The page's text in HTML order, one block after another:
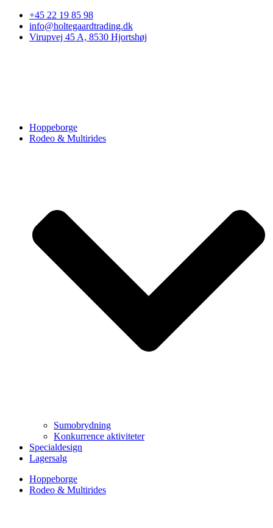
content+45 22 19 85 98
info@holtegaardtrading.dk
Virupvej 45 A, 8530 Hjortshøj
Hoppeborge
Rodeo & Multirides
Sumobrydning
Konkurrence aktiviteter
Specialdesign
Lagersalg
Hoppeborge
Rodeo & Multirides